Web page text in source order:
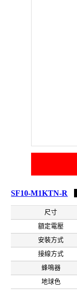
SF10-M1KTN-R
尺寸
額定電壓
安裝方式
接線方式
蜂鳴器
地球色